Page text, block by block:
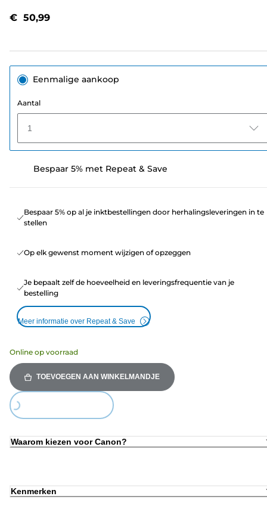
€ 50,99
Eenmalige aankoop
Aantal
1
Bespaar 5% met Repeat & Save
Bespaar 5% op al je inktbestellingen door herhalingsleveringen in te
stellen
Op elk gewenst moment wijzigen of opzeggen
Je bepaalt zelf de hoeveelheid en leveringsfrequentie van je
bestelling
Meer informatie over Repeat & Save
Online op voorraad
TOEVOEGEN AAN WINKELMANDJE
Loading...
Waarom kiezen voor Canon?
Kenmerken